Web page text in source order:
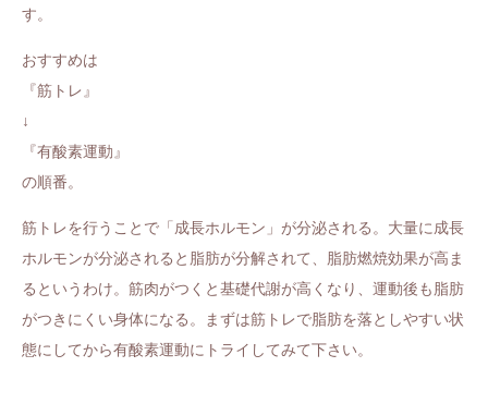
す。
おすすめは
『筋トレ』
↓
『有酸素運動』
の順番。
筋トレを行うことで「成長ホルモン」が分泌される。大量に成長
ホルモンが分泌されると脂肪が分解されて、脂肪燃焼効果が高ま
るというわけ。筋肉がつくと基礎代謝が高くなり、運動後も脂肪
がつきにくい身体になる。まずは筋トレで脂肪を落としやすい状
態にしてから有酸素運動にトライしてみて下さい。